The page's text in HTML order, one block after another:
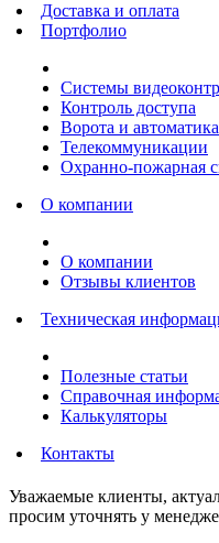
Доставка и оплата
Портфолио
Системы
Контроль доступа
Ворота и автоматика
Телекоммуникации
Охранно-пожарная
О компании
О компании
Отзывы клиентов
Техническая
Полезные статьи
Справочная
Калькуляторы
Контакты
Уважаемые клиенты,
просим уточнять у